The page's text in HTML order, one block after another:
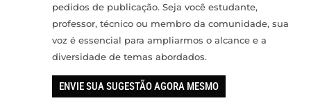
pedidos de publicação. Seja você estudante,
professor, técnico ou membro da comunidade, sua
voz é essencial para ampliarmos o alcance e a
diversidade de temas abordados.
ENVIE SUA SUGESTÃO AGORA MESMO